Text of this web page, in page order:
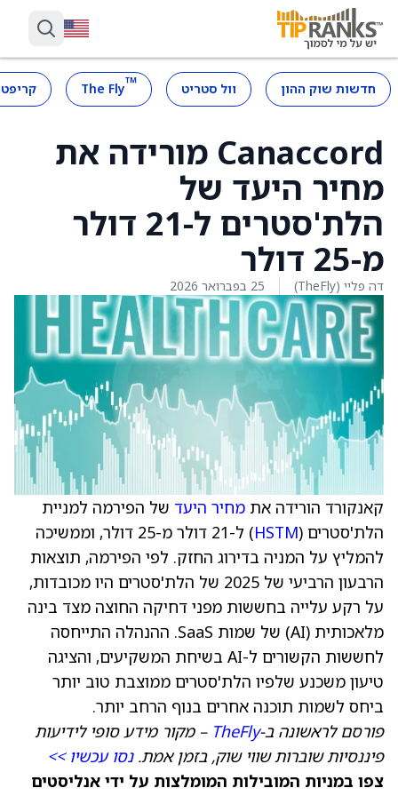
חדשות שוק ההון וול סטריט ™
The Fly
Canaccord מורידה את
מחיר היעד של
הלת'סטרים ל-21 דולר
מ-25 דולר
דה פליי (TheFly) 25 בפברואר 2026
קאנקורד הורידה את מחיר היעד של הפירמה למניית
הלת'סטרים (HSTM
) ל-21 דולר מ-25 דולר, וממשיכה
להמליץ על המניה בדירוג החזק. לפי הפירמה, תוצאות
הרבעון הרביעי של 2025 של הלת'סטרים היו מכובדות,
על רקע עלייה בחששות מפני דחיקה החוצה מצד בינה
מלאכותית (AI) של שמות SaaS. ההנהלה התייחסה
לחששות הקשורים ל-AI בשיחת המשקיעים, והציגה
טיעון משכנע שלפיו הלת'סטרים ממוצבת טוב יותר
ביחס לשמות תוכנה אחרים בנוף הרחב יותר.
פורסם לראשונה ב-TheFly – מקור מידע סופי לידיעות
פיננסיות שוברות שווי שוק, בזמן אמת.נסו עכשיו >>
צפו במניות המובילות המומלצות על ידי אנליסטים